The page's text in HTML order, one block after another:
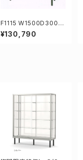
F1115 W1500D300H
919mm業務用ガラスケ
ース ショーケース
¥130,790